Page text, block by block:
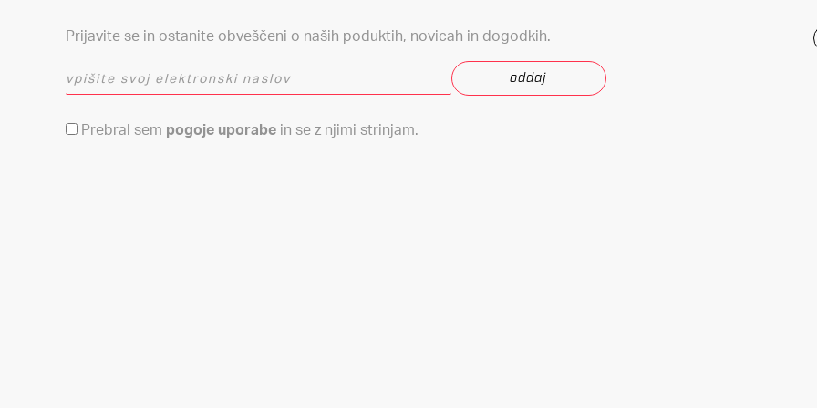
Prijavite se in ostanite obveščeni o naših poduktih, novicah in dogodkih.
vpišite svoj elektronski naslov
Pogoji uporabe
Prebral sem pogoje uporabe in se z njimi strinjam.